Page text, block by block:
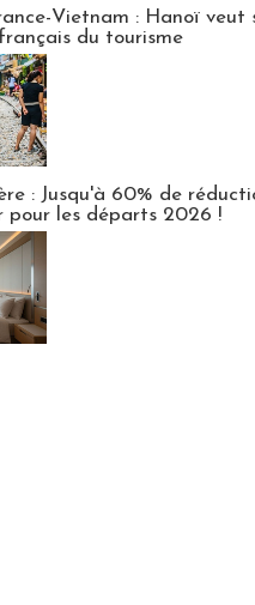
Vietnam : Hanoï veut
du tourisme
: Jusqu'à 60% de
pour les départs 2026 !